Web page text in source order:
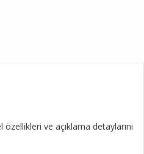
ve açıklama detaylarını